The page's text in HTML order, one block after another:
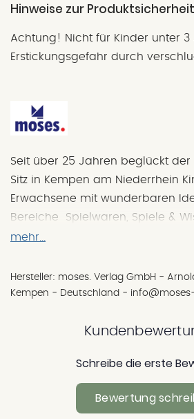
Hinweise zur
Achtung! Nicht für Kinder unter 3
Erstickungsgefahr durch
Seit über 25 Jahren beglückt
Sitz in Kempen am Niederrhein
Erwachsene mit wunderbaren
Bereiche Spielwaren, Spiele &
sowie Papeterie- und
auch mal verrückte Einfälle
das Konzept des Verlagshauses.
mehr...
Hersteller: moses. Verlag GmbH -
Kempen - Deutschland -
Schreibe die erste
Bewertung